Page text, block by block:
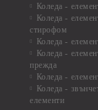
Коледа -
Коледа -
стирофом
Коледа -
Коледа -
прежда
Коледа -
Коледа -
елементи